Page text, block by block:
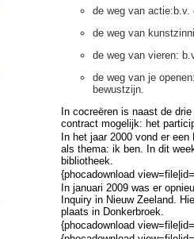
de weg van actie:b.v.
de weg van
de weg van vieren:
de weg van je
bewustzijn.
In cocreëren is naast de
contract mogelijk: het
In het jaar 2000 vond er
als thema: ik ben. In dit
bibliotheek.
{phocadownload
In januari 2009 was er
Inquiry in Nieuw Zeeland.
plaats in Donkerbroek.
{phocadownload